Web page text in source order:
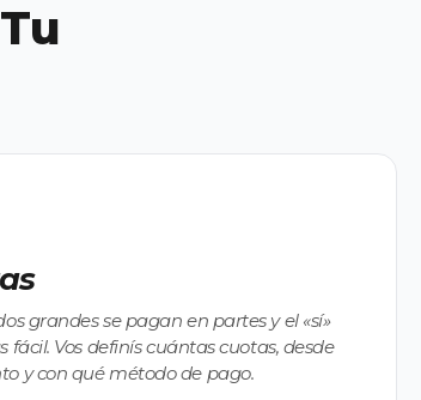
grandes se pagan en partes y el «sí»
fácil. Vos definís cuántas cuotas, desde
y con qué método de pago.